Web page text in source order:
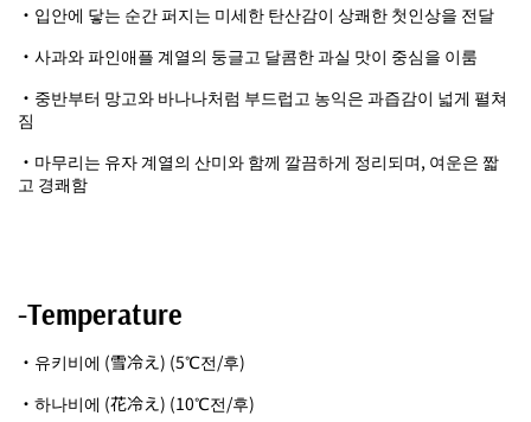
・입안에 닿는 순간 퍼지는 미세한 탄산감이 상쾌한 첫인상을 전달
・사과와 파인애플 계열의 둥글고 달콤한 과실 맛이 중심을 이룸
・중반부터 망고와 바나나처럼 부드럽고 농익은 과즙감이 넓게 펼쳐
짐
・마무리는 유자 계열의 산미와 함께 깔끔하게 정리되며, 여운은 짧
고 경쾌함
-Temperature
・유키비에 (雪冷え) (5℃전/후)
・하나비에 (花冷え) (10℃전/후)